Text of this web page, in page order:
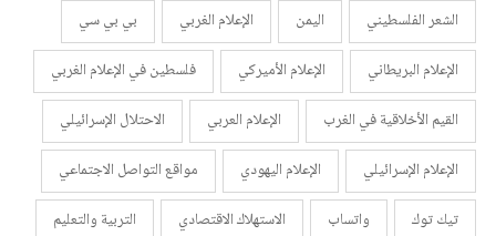
الشعر الفلسطيني
اليمن الإعلام الغربي
بي بي سي
الإعلام البريطاني
الإعلام الأميركي
فلسطين في الإعلام الغربي
القيم الأخلاقية في الغرب
الإعلام العربي
الاحتلال الإسرائيلي
الإعلام الإسرائيلي
الإعلام اليهودي
مواقع التواصل الاجتماعي
تيك توك
واتساب الاستهلاك الاقتصادي
التربية والتعليم